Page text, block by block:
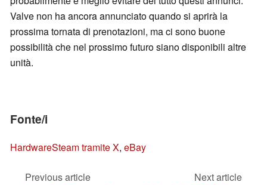
Valve non ha ancora annunciato quando si aprirà la
prossima tornata di prenotazioni, ma ci sono buone
possibilità che nel prossimo futuro siano disponibili altre
unità.
Fonte/i
HardwareSteam tramite X, eBay
Previous article
Next article